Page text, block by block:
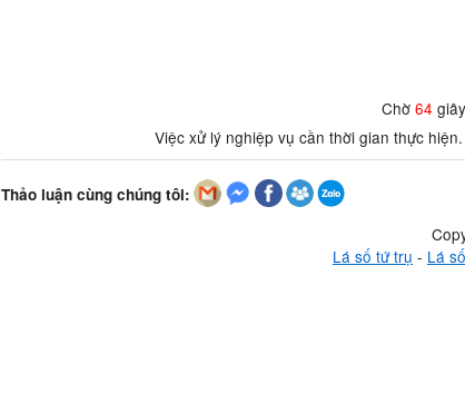
Chờ 64
Việc xử lý nghiệp vụ cần thời gian thực
Thảo luận cùng chúng tôi:
Lá số tứ trụ - Lá